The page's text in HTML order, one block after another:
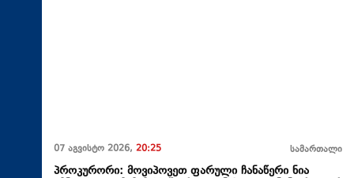
07 აგვისტო 2026, 20:25 სამართალი
პროკურორი: მოვიპოვეთ ფარული ჩანაწერი ნია